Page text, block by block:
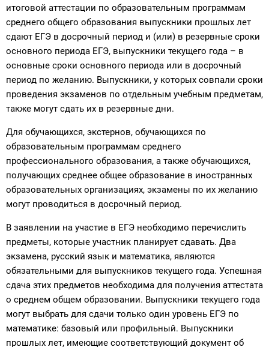
итоговой аттестации по образовательным программам
среднего общего образования выпускники прошлых лет
сдают ЕГЭ в досрочный период и (или) в резервные сроки
основного периода ЕГЭ, выпускники текущего года – в
основные сроки основного периода или в досрочный
период по желанию. Выпускники, у которых совпали сроки
проведения экзаменов по отдельным учебным предметам,
также могут сдать их в резервные дни.
Для обучающихся, экстернов, обучающихся по
образовательным программам среднего
профессионального образования, а также обучающихся,
получающих среднее общее образование в иностранных
образовательных организациях, экзамены по их желанию
могут проводиться в досрочный период.
В заявлении на участие в ЕГЭ необходимо перечислить
предметы, которые участник планирует сдавать. Два
экзамена, русский язык и математика, являются
обязательными для выпускников текущего года. Успешная
сдача этих предметов необходима для получения аттестата
о среднем общем образовании. Выпускники текущего года
могут выбрать для сдачи только один уровень ЕГЭ по
математике: базовый или профильный. Выпускники
прошлых лет, имеющие соответствующий документ об